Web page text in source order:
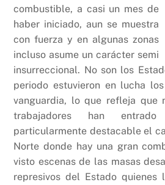
combustible, a casi un mes de
haber iniciado, aun se muestra
con fuerza y en algunas zonas
incluso asume un carácter semi
insurreccional. No son los
periodo estuvieron en lucha
vanguardia, lo que refleja que
trabajadores han
particularmente destacable el
Norte donde hay una gran
visto escenas de las masas
represivos del Estado quienes